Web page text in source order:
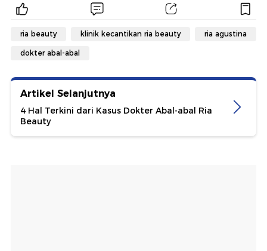
ria beauty klinik kecantikan ria beauty ria agustina
dokter abal-abal
Artikel Selanjutnya
4 Hal Terkini dari Kasus Dokter Abal-abal Ria
Beauty